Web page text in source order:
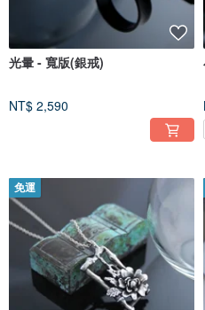
光暈 - 寬版(銀戒)
NT$ 2,590
免運